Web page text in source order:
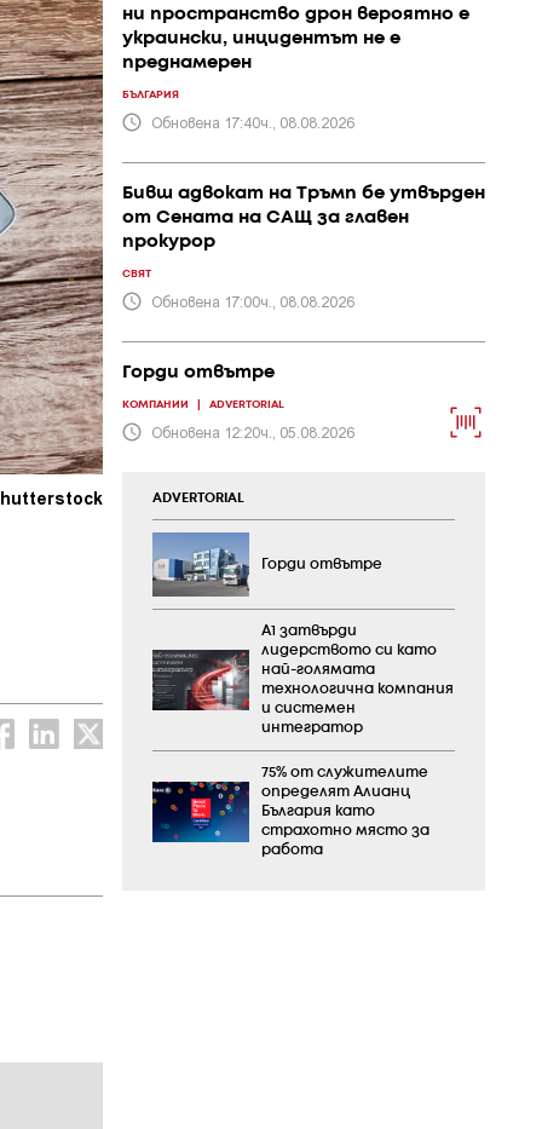
ни пространство дрон вероятно е
украински, инцидентът не е
преднамерен
БЪЛГАРИЯ
Обновена 17:40ч., 08.08.2026
Бивш адвокат на Тръмп бе утвърден
от Сената на САЩ за главен
прокурор
СВЯТ
Обновена 17:00ч., 08.08.2026
Горди отвътре
КОМПАНИИ ADVERTORIAL
Обновена 12:20ч., 05.08.2026
ADVERTORIAL
Горди отвътре
А1 затвърди
лидерството си като
най-голямата
технологична компания
и системен
интегратор
75% от служителите
определят Алианц
България като
страхотно място за
работа